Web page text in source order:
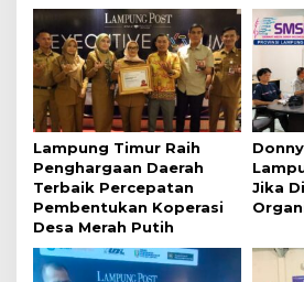
Lampung Timur Raih
Penghargaan Daerah
Terbaik Percepatan
Pembentukan Koperasi
Desa Merah Putih
Jika